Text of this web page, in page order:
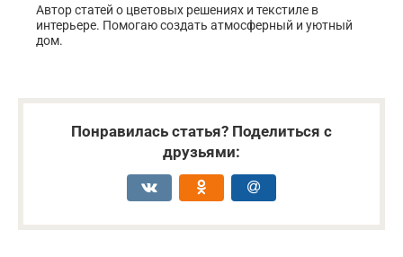
Автор статей о цветовых решениях и текстиле в
интерьере. Помогаю создать атмосферный и уютный
дом.
Понравилась статья? Поделиться с
друзьями: